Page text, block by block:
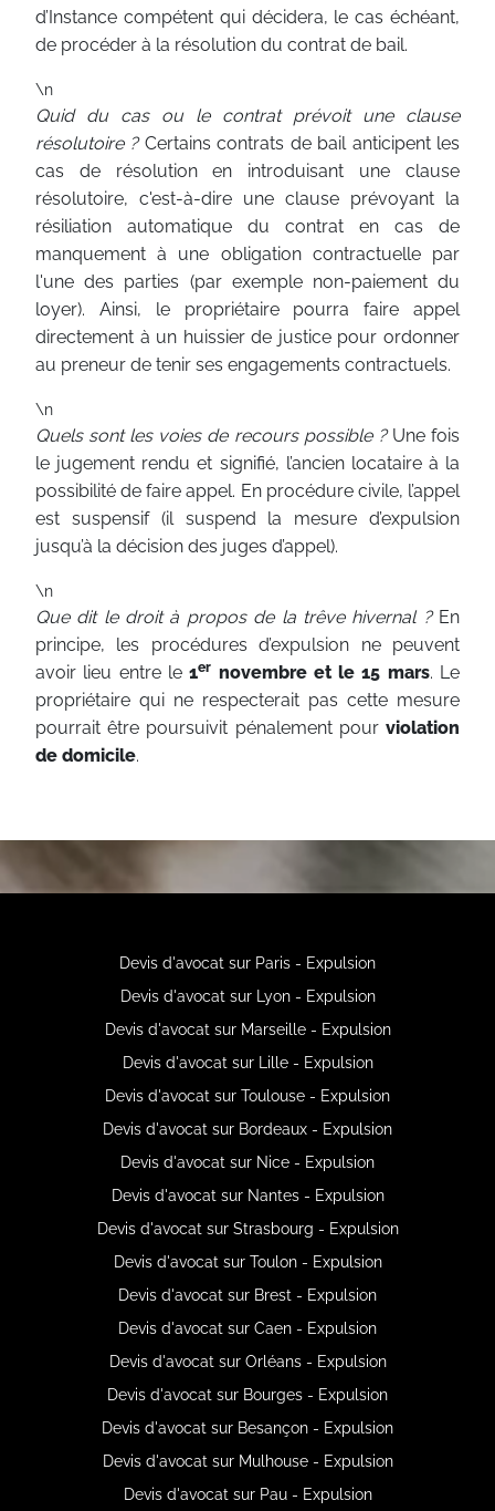
d’Instance compétent qui décidera, le cas échéant,
de procéder à la résolution du contrat de bail.
\n
Quid du cas ou le contrat prévoit une clause
résolutoire ?Certains contrats de bail anticipent les
cas de résolution en introduisant une clause
résolutoire, c'est-à-dire une clause prévoyant la
résiliation automatique du contrat en cas de
manquement à une obligation contractuelle par
l'une des parties (par exemple non-paiement du
loyer). Ainsi, le propriétaire pourra faire appel
directement à un huissier de justice pour ordonner
au preneur de tenir ses engagements contractuels.
\n
Quels sont les voies de recours possible ?Une fois
le jugement rendu et signifié, l’ancien locataire à la
possibilité de faire appel. En procédure civile, l’appel
est suspensif (il suspend la mesure d’expulsion
jusqu’à la décision des juges d’appel).
\n
Que dit le droit à propos de la trêve hivernal ?En
principe, les procédures d’expulsion ne peuvent
avoir lieu entre le1er novembre et le 15 mars. Le
propriétaire qui ne respecterait pas cette mesure
pourrait être poursuivit pénalement pour violation
de domicile.
Devis d'avocat sur Paris - Expulsion
Devis d'avocat sur Lyon - Expulsion
Devis d'avocat sur Marseille - Expulsion
Devis d'avocat sur Lille - Expulsion
Devis d'avocat sur Toulouse - Expulsion
Devis d'avocat sur Bordeaux - Expulsion
Devis d'avocat sur Nice - Expulsion
Devis d'avocat sur Nantes - Expulsion
Devis d'avocat sur Strasbourg - Expulsion
Devis d'avocat sur Toulon - Expulsion
Devis d'avocat sur Brest - Expulsion
Devis d'avocat sur Caen - Expulsion
Devis d'avocat sur Orléans - Expulsion
Devis d'avocat sur Bourges - Expulsion
Devis d'avocat sur Besançon - Expulsion
Devis d'avocat sur Mulhouse - Expulsion
Devis d'avocat sur Pau - Expulsion